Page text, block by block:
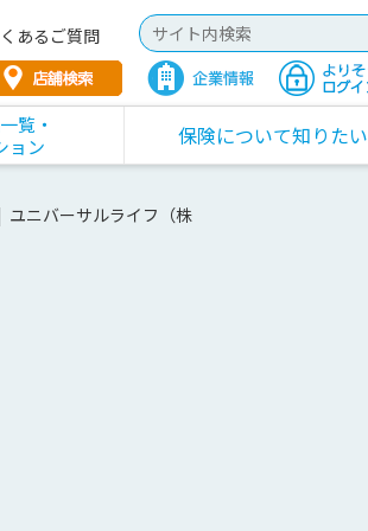
あるご質問
覧・
ョン
保険について知りたい
ユニバーサルライフ（株